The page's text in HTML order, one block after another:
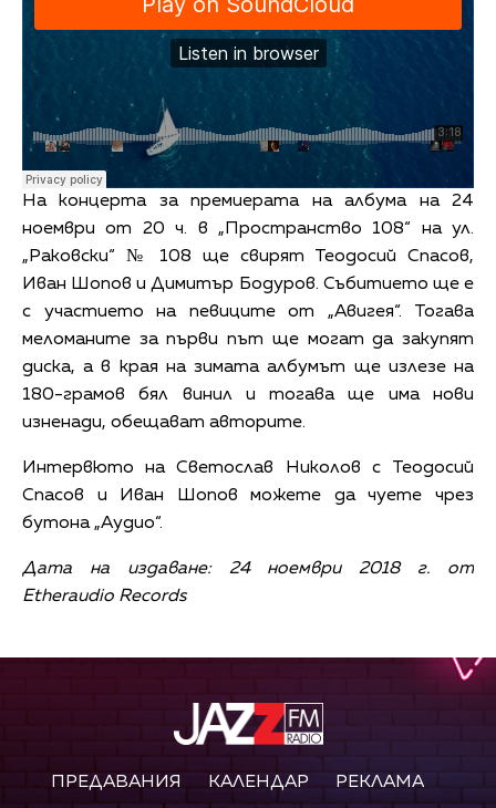
На концерта за премиерата на албума на 24
ноември от 20 ч. в „Пространство 108“ на ул.
„Раковски“ № 108 ще свирят Теодосий Спасов,
Иван Шопов и Димитър Бодуров. Събитието ще е
с участието на певиците от „Авигея“. Тогава
меломаните за първи път ще могат да закупят
диска, а в края на зимата албумът ще излезе на
180-грамов бял винил и тогава ще има нови
изненади, обещават авторите.
Интервюто на Светослав Николов с Теодосий
Спасов и Иван Шопов можете да чуете чрез
бутона „Аудио“.
Дата на издаване: 24 ноември 2018 г. от
Etheraudio Records
ПРЕДАВАНИЯ КАЛЕНДАР РЕКЛАМА